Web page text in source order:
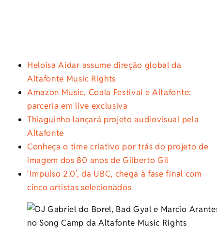
Heloisa Aidar assume direção global da
Altafonte Music Rights
Amazon Music, Coala Festival e Altafonte:
parceria em live exclusiva
Thiaguinho lançará projeto audiovisual pela
Altafonte
Conheça o time criativo por trás do projeto de
imagem dos 80 anos de Gilberto Gil
‘Impulso 2.0’, da UBC, chega à fase final com
cinco artistas selecionados